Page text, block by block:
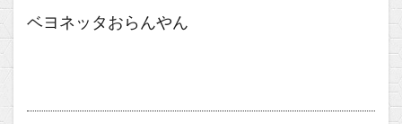
ベヨネッタおらんやん